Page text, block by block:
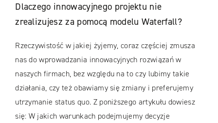
Dlaczego innowacyjnego projektu nie
zrealizujesz za pomocą modelu Waterfall?
Rzeczywistość w jakiej żyjemy, coraz częściej zmusza
nas do wprowadzania innowacyjnych rozwiązań w
naszych firmach, bez względu na to czy lubimy takie
działania, czy też obawiamy się zmiany i preferujemy
utrzymanie status quo. Z poniższego artykułu dowiesz
się: W jakich warunkach podejmujemy decyzje